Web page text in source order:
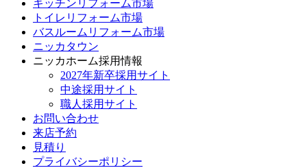
キッチンリフォーム市場
トイレリフォーム市場
バスルームリフォーム市場
ニッカタウン
ニッカホーム採用情報
2027年新卒採用サイト
中途採用サイト
職人採用サイト
お問い合わせ
来店予約
見積り
プライバシーポリシー